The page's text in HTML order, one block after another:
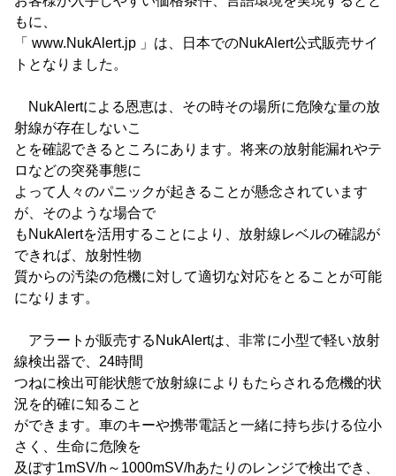
もに、
「 www.NukAlert.jp 」は、日本でのNukAlert公式販売サイ
トとなりました。
NukAlertによる恩恵は、その時その場所に危険な量の放
射線が存在しないこ
とを確認できるところにあります。将来の放射能漏れやテ
ロなどの突発事態に
よって人々のパニックが起きることが懸念されています
が、そのような場合で
もNukAlertを活用することにより、放射線レベルの確認が
できれば、放射性物
質からの汚染の危機に対して適切な対応をとることが可能
になります。
アラートが販売するNukAlertは、非常に小型で軽い放射
線検出器で、24時間
つねに検出可能状態で放射線によりもたらされる危機的状
況を的確に知ること
ができます。車のキーや携帯電話と一緒に持ち歩ける位小
さく、生命に危険を
及ぼす1mSV/h～1000mSV/hあたりのレンジで検出でき、